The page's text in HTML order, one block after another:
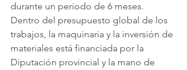
durante un periodo de 6 meses.
Dentro del presupuesto global de los
trabajos, la maquinaria y la inversión de
materiales está financiada por la
Diputación provincial y la mano de